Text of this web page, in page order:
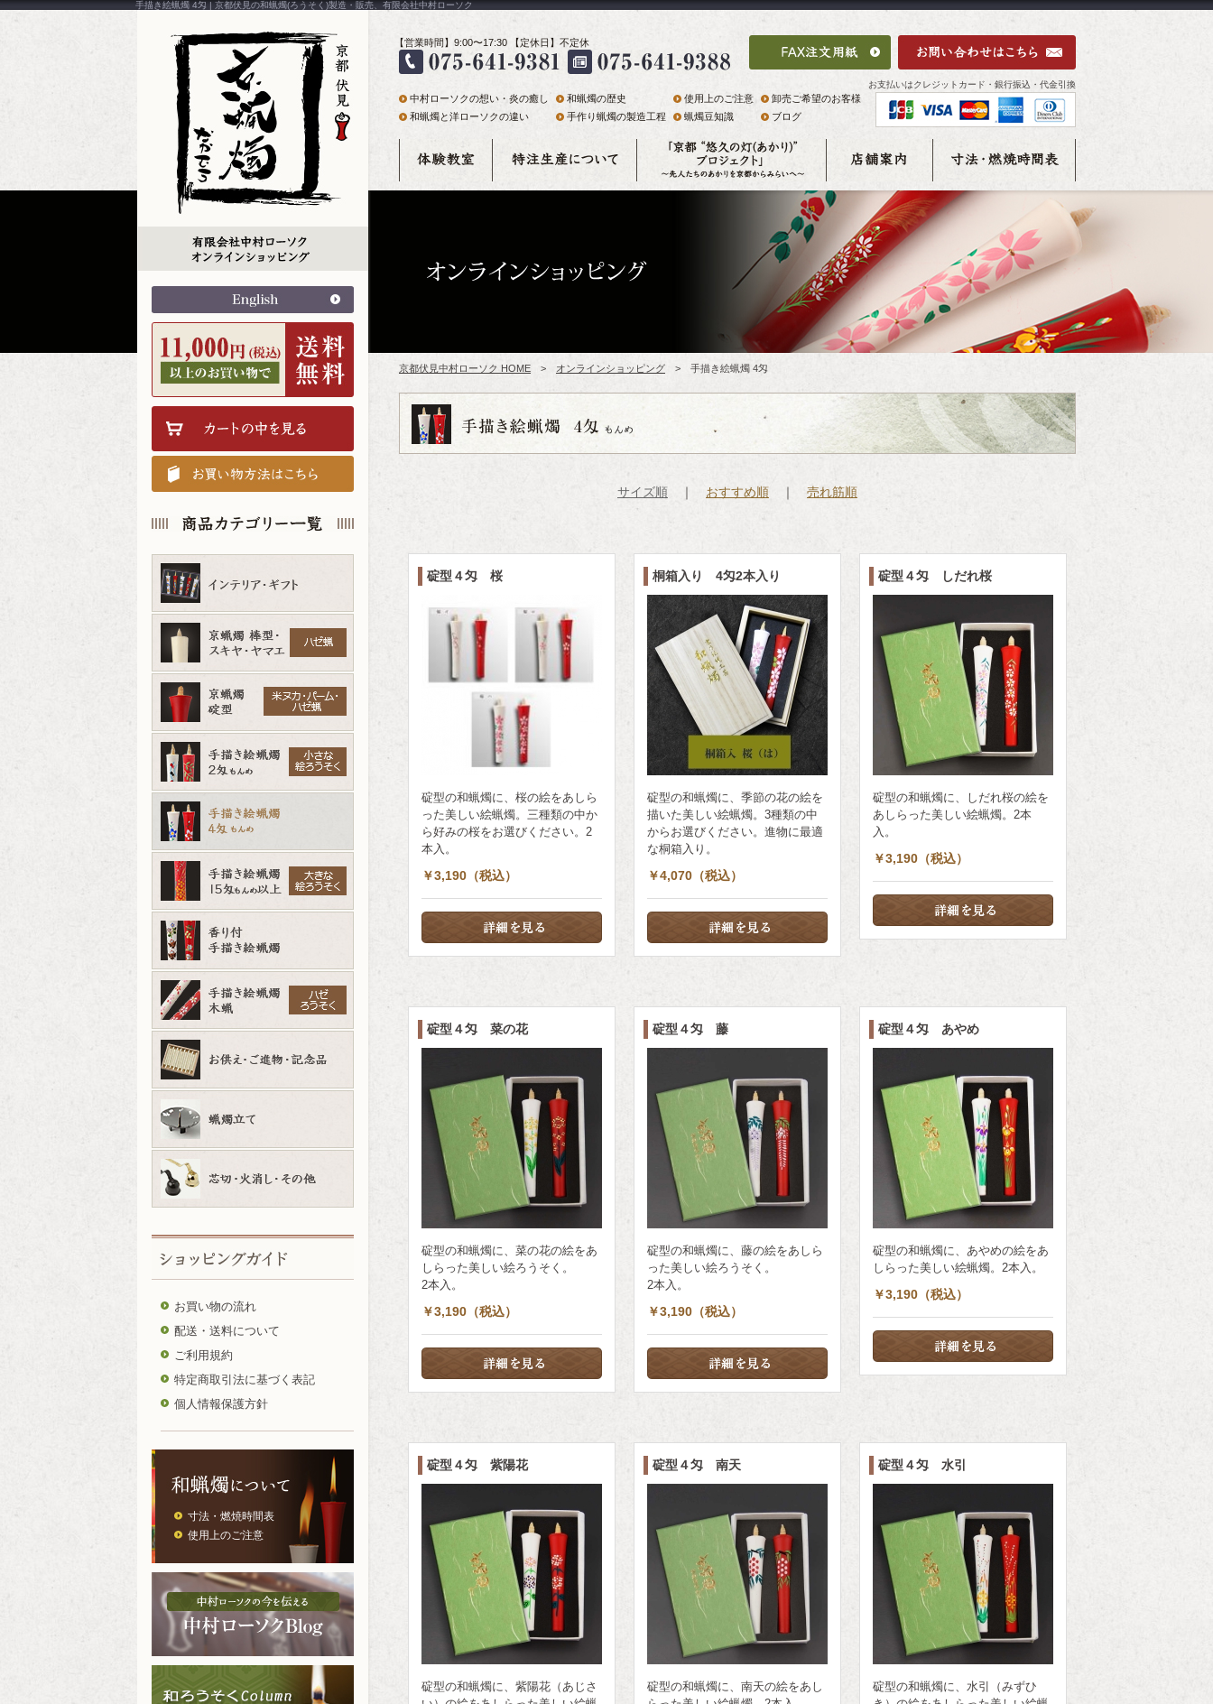
手描き絵蝋燭 4匁 | 京都伏見の和蝋燭(ろうそく)製造・販売、有限会社中村ローソク
お買い物の流れ
配送・送料について
ご利用規約
特定商取引法に基づく表記
個人情報保護方針
寸法・燃焼時間表
使用上のご注意
【営業時間】9:00〜17:30 【定休日】不定休
中村ローソクの想い・炎の癒し
和蝋燭と洋ローソクの違い
和蝋燭の歴史
手作り蝋燭の製造工程
使用上のご注意
蝋燭豆知識
卸売ご希望のお客様
ブログ
お支払いはクレジットカード・銀行振込・代金引換
京都伏見中村ローソク HOME > オンラインショッピング > 手描き絵蝋燭 4匁
サイズ順 ｜ おすすめ順 ｜ 売れ筋順
碇型４匁 桜
碇型の和蝋燭に、桜の絵をあしら
った美しい絵蝋燭。三種類の中か
ら好みの桜をお選びください。2
本入。
￥3,190（税込）
桐箱入り 4匁2本入り
碇型の和蝋燭に、季節の花の絵を
描いた美しい絵蝋燭。3種類の中
からお選びください。進物に最適
な桐箱入り。
￥4,070（税込）
碇型４匁 しだれ桜
碇型の和蝋燭に、しだれ桜の絵を
あしらった美しい絵蝋燭。2本
入。
￥3,190（税込）
碇型４匁 菜の花
碇型の和蝋燭に、菜の花の絵をあ
しらった美しい絵ろうそく。
2本入。
￥3,190（税込）
碇型４匁 藤
碇型の和蝋燭に、藤の絵をあしら
った美しい絵ろうそく。
2本入。
￥3,190（税込）
碇型４匁 あやめ
碇型の和蝋燭に、あやめの絵をあ
しらった美しい絵蝋燭。2本入。
￥3,190（税込）
碇型４匁 紫陽花
碇型の和蝋燭に、紫陽花（あじさ
碇型４匁 南天
碇型の和蝋燭に、南天の絵をあし
碇型４匁 水引
碇型の和蝋燭に、水引（みずひ